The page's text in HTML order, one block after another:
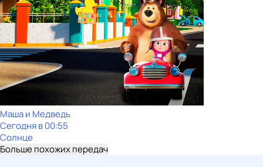
Маша и Медведь
Сегодня в 00:55
Солнце
Больше похожих передач